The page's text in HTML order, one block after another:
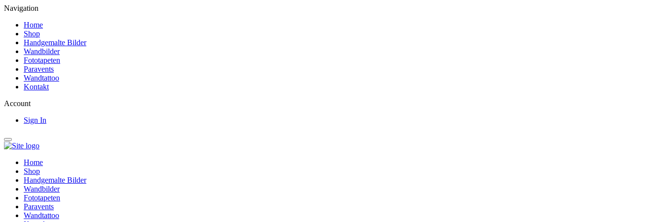
Navigation
Home
Shop
Handgemalte Bilder
Wandbilder
Fototapeten
Paravents
Wandtattoo
Kontakt
Account
Sign In
Home
Shop
Handgemalte Bilder
Wandbilder
Fototapeten
Paravents
Wandtattoo